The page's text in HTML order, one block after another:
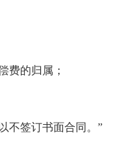
费的归属；
不签订书面合同。”